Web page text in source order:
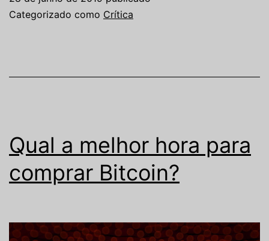
Categorizado como Crítica
Qual a melhor hora para
comprar Bitcoin?